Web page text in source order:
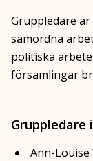
Gruppledare
samordna
politiska
församlingar
Gruppledare
Ann-Louise